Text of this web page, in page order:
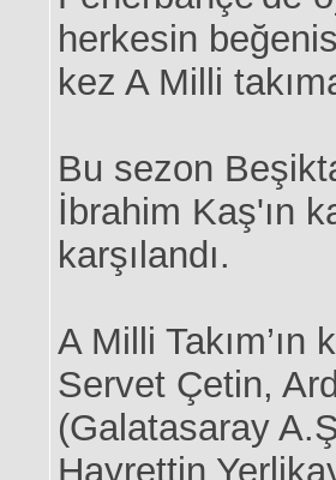
herkesin
kez A Milli
Bu sezon
İbrahim Kaş'ın
karşılandı.
A Milli
Servet Çetin,
(Galatasaray
Hayrettin